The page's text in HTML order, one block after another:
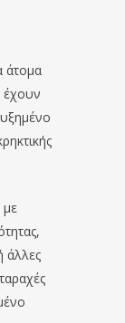
άτομα
έχουν
με
άλλες